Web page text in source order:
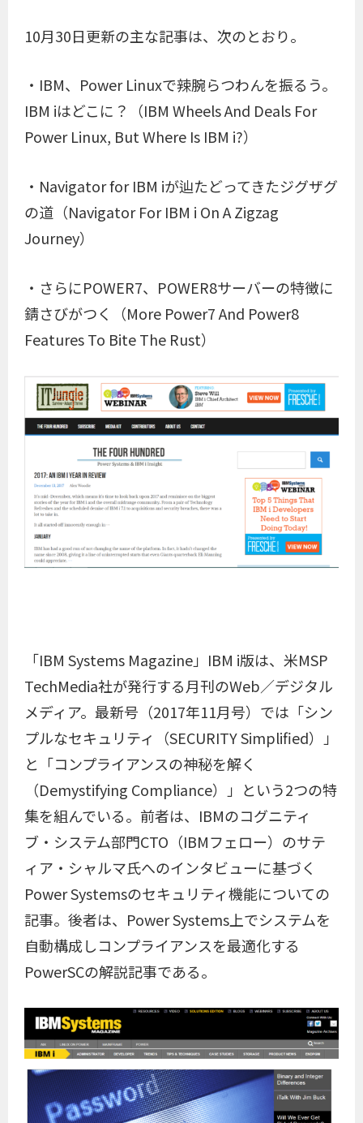
10月30日更新の主な記事は、次のとおり。
・IBM、Power Linuxで辣腕らつわんを振るう。
IBM iはどこに？（IBM Wheels And Deals For
Power Linux, But Where Is IBM i?）
・Navigator for IBM iが辿たどってきたジグザグ
の道（Navigator For IBM i On A Zigzag
Journey）
・さらにPOWER7、POWER8サーバーの特徴に
錆さびがつく（More Power7 And Power8
Features To Bite The Rust）
「IBM Systems Magazine」IBM i版は、米MSP
TechMedia社が発行する月刊のWeb／デジタル
メディア。最新号（2017年11月号）では「シン
プルなセキュリティ（SECURITY Simplified）」
と「コンプライアンスの神秘を解く
（Demystifying Compliance）」という2つの特
集を組んでいる。前者は、IBMのコグニティ
ブ・システム部門CTO（IBMフェロー）のサテ
ィア・シャルマ氏へのインタビューに基づく
Power Systemsのセキュリティ機能についての
記事。後者は、Power Systems上でシステムを
自動構成しコンプライアンスを最適化する
PowerSCの解説記事である。